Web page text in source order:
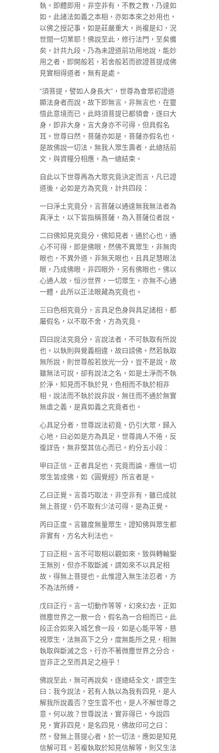
執。即體即用，非空非有，不教之教，乃達如
如。此諸法如義之本相，亦如本來之妙用也，
以佛之授記事，如是莊嚴重大，尚複是幻，況
世間一切業耶！佛說至此，修行法門，至矣備
矣，計共九段，乃為未證道前功用地說，能妙
用之者，即開般若，若舍般若而欲證菩提成佛
見實相得道者，無有是處。
“須菩提，譬如人身長大”，世尊為會眾初證道
顯法身者而說，故下即無言，非無言也，在靈
悟此意境而已，此時須菩提已都領會，遂曰大
身，即非大身，言大身亦不可得，但具假名
耳。世尊曰然，菩薩亦如是，菩薩亦假名也，
是故佛說一切法，無我人眾生壽者，此總括前
文，與資糧分相應，為一總結束。
自此以下世尊再為大眾究竟決定而言，凡已證
道後，必如是方為究竟，計共四段：
一曰淨土究竟分，言菩薩以通達無我無法者為
真淨土，以下皆指稱菩薩，為入菩薩位者說。
二曰佛知見究竟分，佛知見者，通於心也，通
心不可得，即是佛眼，然佛不異眾生，非無肉
眼也，不異外道，非無天眼也，且具足慧眼法
眼，乃成佛眼，非四眼外，另有佛眼也。佛以
心通人故，恒沙世界，一切眾生，亦無不心通
一體，此所以正法眼藏為究竟也。
三曰色相究竟分，言具足色身與具足諸相，都
屬假名，以不取不舍，方為究竟。
四曰說法究竟分，言說法者，不可執取有所說
也。以執則與覺義相違，故曰謗佛。然若執取
無所說，則世尊般若放光一分，豈不是說，故
雖無法可說，卻有說法之名，如是土淨而不執
於淨，知見而不執於見，色相而不執於相非
相，說法而不執於說非說，無往而不通於無實
無虛之義，是真如義之究竟者也。
心具足分者，世尊說法初竟，仍引大眾，歸入
心地，曰必如是方為具足，世尊誨人不倦，反
復詳告，無非堅其信心而已。約分五小段：
甲曰正信。正者具足也，究竟而論，應信一切
眾生皆成佛，如《圓覺經》所言者是。
乙曰正覺。言善巧取法，非空非有，雖已成就
無上菩提，仍不取有少法可得，是為正覺。
丙曰正度。言雖度無量眾生，證知佛與眾生都
非實有，方名大利法也。
丁曰正相。言不可取相以觀如來，致與轉輪聖
王無別，但亦不取斷滅，謂如來不以具足相
故，得無上菩提也。此惟證入無生法忍者，方
不為法所縛。
戊曰正行。言一切動作等等，幻來幻去，正如
微塵世界之一散一合，假名為一合相而已。此
段正合如來入城乞食一段，如是心能平等，慈
視眾生，法無高下之分，度無能所之見，相無
執取與斷滅之念，行亦不著微塵世界之分合，
豈非正之至而具足之極乎！
佛說至此，無可再說矣，遂總結全文，謂空生
曰：我今說法，若有人執以為我有四見，是人
解我所說義否？空生雲不也，是人不解世尊之
意。何以故？世尊說法，實非得已，今說四
見，實非四見，是名四見，佛故印可之曰：
然。發無上菩提心者，於一切法，應如是知見
信解可耳。若複執取於知見信解等，則又生法